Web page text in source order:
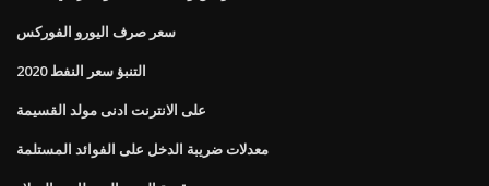
سعر صرف اليورو الفوركس
التنبؤ سعر النفط 2020
على الانترنت ادنى مولد القسيمة
معدلات ضريبة الدخل على الفوائد المستلمة